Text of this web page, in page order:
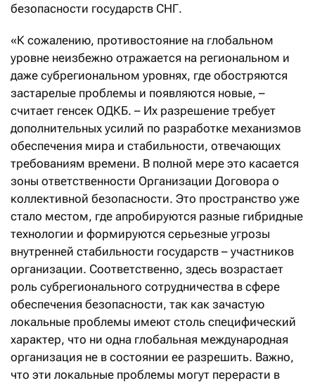
безопасности государств СНГ.
«К сожалению, противостояние на глобальном
уровне неизбежно отражается на региональном и
даже субрегиональном уровнях, где обостряются
застарелые проблемы и появляются новые, –
считает генсек ОДКБ. – Их разрешение требует
дополнительных усилий по разработке механизмов
обеспечения мира и стабильности, отвечающих
требованиям времени. В полной мере это касается
зоны ответственности Организации Договора о
коллективной безопасности. Это пространство уже
стало местом, где апробируются разные гибридные
технологии и формируются серьезные угрозы
внутренней стабильности государств – участников
организации. Соответственно, здесь возрастает
роль субрегионального сотрудничества в сфере
обеспечения безопасности, так как зачастую
локальные проблемы имеют столь специфический
характер, что ни одна глобальная международная
организация не в состоянии ее разрешить. Важно,
что эти локальные проблемы могут перерасти в